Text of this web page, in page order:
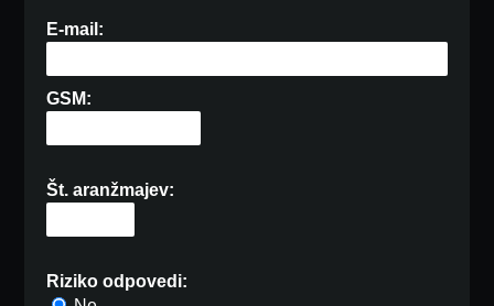
E-mail:
GSM:
Št. aranžmajev:
Riziko odpovedi: